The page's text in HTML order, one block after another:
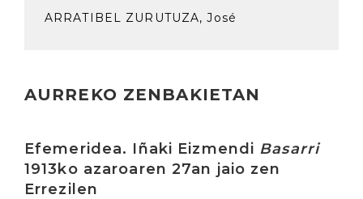
ARRATIBEL ZURUTUZA, José
AURREKO ZENBAKIETAN
Efemeridea. Iñaki Eizmendi Basarri
1913ko azaroaren 27an jaio zen
Errezilen